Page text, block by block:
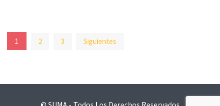
Paginación
de
1 2 3 Siguientes